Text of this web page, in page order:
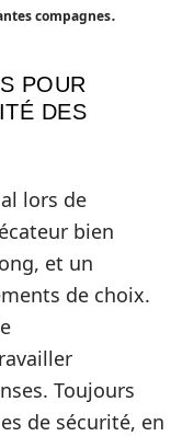
compagnes.
POUR
DES
lors de
bien
et un
de choix.
Toujours
de sécurité, en